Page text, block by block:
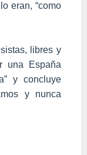
eran, “como
libres y
una España
y concluye
y nunca